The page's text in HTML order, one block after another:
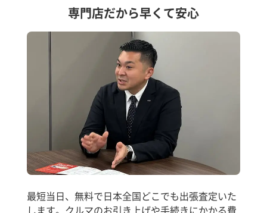
専門店だから早くて安心
最短当日、無料で日本全国どこでも出張査定いた
します。クルマのお引き上げや手続きにかかる費